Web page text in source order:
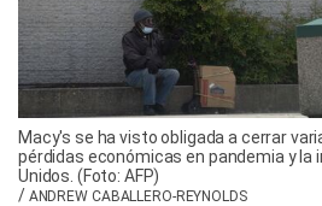
Macy's se ha visto obligada a cerrar
pérdidas económicas en pandemia y la
Unidos. (Foto: AFP)
/ ANDREW CABALLERO-REYNOLDS